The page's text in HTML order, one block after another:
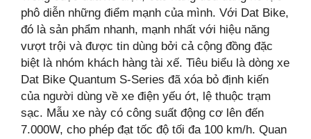
phô diễn những điểm mạnh của mình. Với Dat Bike,
đó là sản phẩm nhanh, mạnh nhất với hiệu năng
vượt trội và được tin dùng bởi cả cộng đồng đặc
biệt là nhóm khách hàng tài xế. Tiêu biểu là dòng xe
Dat Bike Quantum S-Series đã xóa bỏ định kiến
của người dùng về xe điện yếu ớt, lệ thuộc trạm
sạc. Mẫu xe này có công suất động cơ lên đến
7.000W, cho phép đạt tốc độ tối đa 100 km/h. Quan